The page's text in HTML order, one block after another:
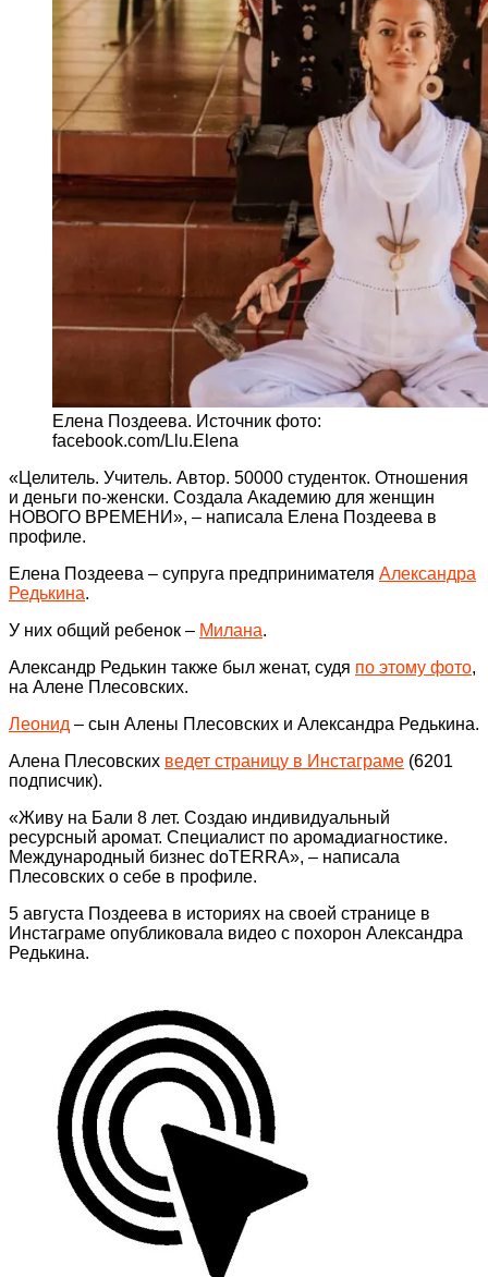
Елена Поздеева. Источник фото:
facebook.com/Llu.Elena
«Целитель. Учитель. Автор. 50000 студенток. Отношения
и деньги по-женски. Создала Академию для женщин
НОВОГО ВРЕМЕНИ», – написала Елена Поздеева в
профиле.
Елена Поздеева – супруга предпринимателя Александра
Редькина.
У них общий ребенок – Милана.
Александр Редькин также был женат, судя по этому фото,
на Алене Плесовских.
Леонид – сын Алены Плесовских и Александра Редькина.
Алена Плесовских ведет страницу в Инстаграме (6201
подписчик).
«Живу на Бали 8 лет. Создаю индивидуальный
ресурсный аромат. Специалист по аромадиагностике.
Международный бизнес doTERRA», – написала
Плесовских о себе в профиле.
5 августа Поздеева в историях на своей странице в
Инстаграме опубликовала видео с похорон Александра
Редькина.